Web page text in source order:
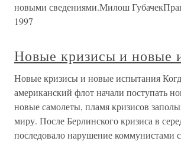
новыми сведениями.Милош
1997
Новые кризисы и новые
Новые кризисы и новые испытания
американский флот начали поступать
новые самолеты, пламя кризисов
миру. После Берлинского кризиса в
последовало нарушение коммунистами